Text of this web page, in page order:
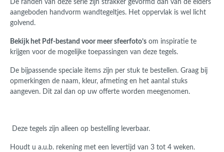
De randen van deze serie zijn strakker gevormd dan van de elders
aangeboden handvorm wandtegeltjes. Het oppervlak is wel licht
golvend.
Bekijk het Pdf-bestand voor meer sfeerfoto’s om inspiratie te
krijgen voor de mogelijke toepassingen van deze tegels.
De bijpassende speciale items zijn per stuk te bestellen. Graag bij
opmerkingen de naam, kleur, afmeting en het aantal stuks
aangeven. Dit zal dan op uw offerte worden meegenomen.
Deze tegels zijn alleen op bestelling leverbaar.
Houdt u a.u.b. rekening met een levertijd van 3 tot 4 weken.